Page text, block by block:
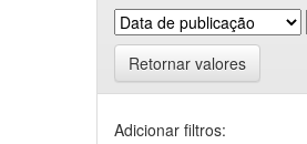
Retornar valores
Adicionar filtros: